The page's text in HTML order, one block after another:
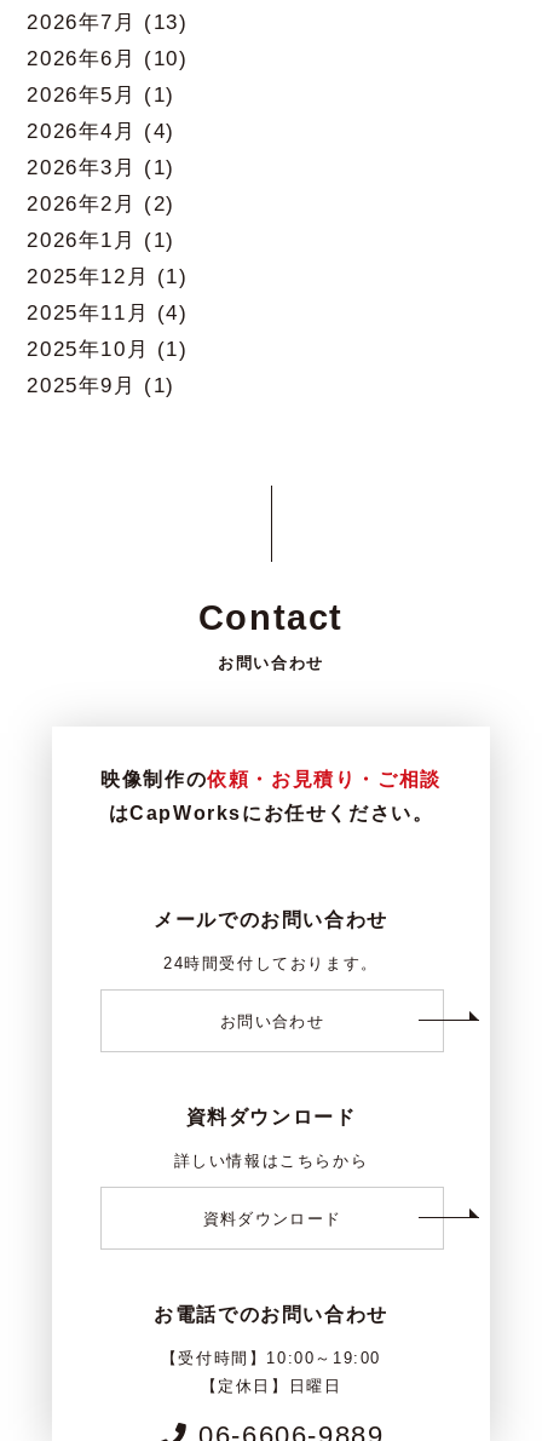
2026年7月
(13)
2026年6月
(10)
2026年5月
(1)
2026年4月
(4)
2026年3月
(1)
2026年2月
(2)
2026年1月
(1)
2025年12月
(1)
2025年11月
(4)
2025年10月
(1)
2025年9月
(1)
Contact
お問い合わせ
映像制作の依頼・お見積り・ご相談
はCapWorksにお任せください。
メールでのお問い合わせ
24時間受付しております。
お問い合わせ
資料ダウンロード
詳しい情報はこちらから
資料ダウンロード
お電話でのお問い合わせ
【受付時間】10:00～19:00
【定休日】日曜日